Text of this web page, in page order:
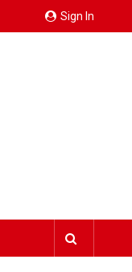
Sign In